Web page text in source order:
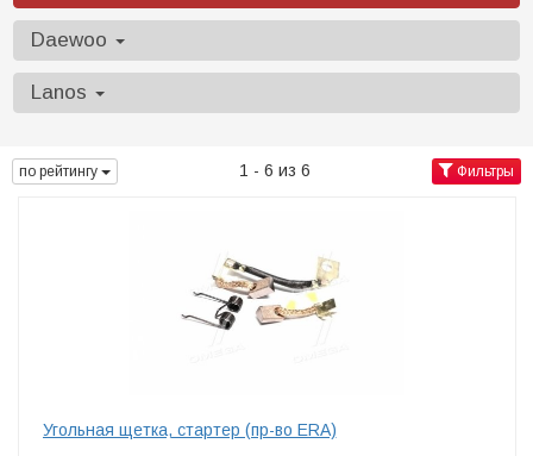
Daewoo
Lanos
по рейтингу 1 - 6 из 6 Фильтры
Угольная щетка, стартер (пр-во ERA)